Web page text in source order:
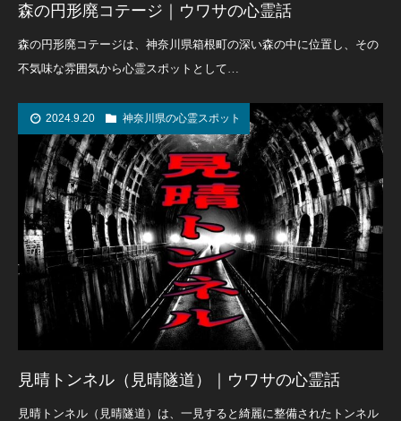
森の円形廃コテージ｜ウワサの心霊話
森の円形廃コテージは、神奈川県箱根町の深い森の中に位置し、その
不気味な雰囲気から心霊スポットとして…
2024.9.20 神奈川県の心霊スポット
見晴トンネル（見晴隧道）｜ウワサの心霊話
見晴トンネル（見晴隧道）は、一見すると綺麗に整備されたトンネル